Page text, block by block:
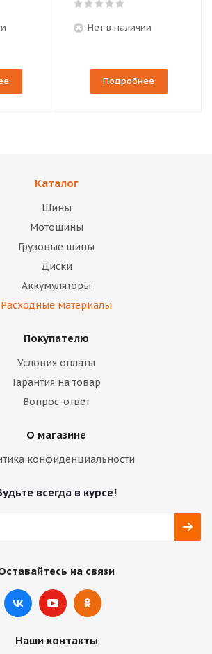
Нет в наличии
Подробнее
Каталог
Шины
Мотошины
Грузовые шины
Диски
Аккумуляторы
Расходные материалы
Покупателю
Условия оплаты
Гарантия на товар
Вопрос-ответ
О магазине
конфиденциальности
всегда в курсе!
на связи
Наши контакты